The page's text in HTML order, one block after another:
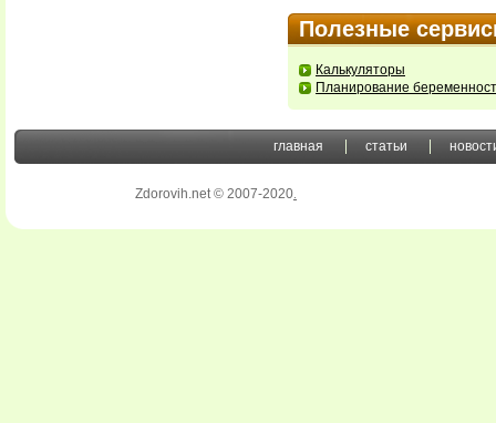
Полезные
Калькуляторы
Планирование
главная статьи
Zdorovih.net © 2007-2020